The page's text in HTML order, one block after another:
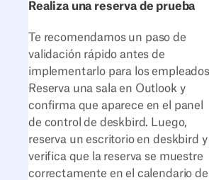
Realiza una reserva de prueba
Te recomendamos un paso de
validación rápido antes de
implementarlo para los
Reserva una sala en Outlook y
confirma que aparece en el panel
de control de deskbird. Luego,
reserva un escritorio en deskbird y
verifica que la reserva se muestre
correctamente en el calendario de